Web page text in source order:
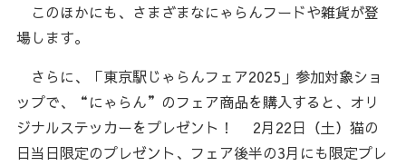
このほかにも、さまざまなにゃらんフードや雑貨が登
場します。
さらに、「東京駅じゃらんフェア2025」参加対象ショ
ップで、“にゃらん”のフェア商品を購入すると、オリ
ジナルステッカーをプレゼント！ 2月22日（土）猫の
日当日限定のプレゼント、フェア後半の3月にも限定プレ